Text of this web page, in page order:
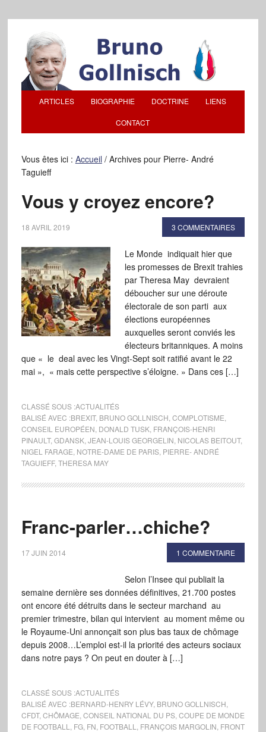
ARTICLES BIOGRAPHIE DOCTRINE LIENS
CONTACT
Vous êtes ici : Accueil /Archives pour Pierre- André
Taguieff
Vous y croyez encore?
18 AVRIL 2019 3 COMMENTAIRES
Le Monde indiquait hier que
les promesses de Brexit trahies
par Theresa May devraient
déboucher sur une déroute
électorale de son parti aux
élections européennes
auxquelles seront conviés les
électeurs britanniques. A moins
que « le deal avec les Vingt-Sept soit ratifié avant le 22
mai », « mais cette perspective s’éloigne. » Dans ces […]
CLASSÉ SOUS :ACTUALITÉS
BALISÉ AVEC :BREXIT, BRUNO GOLLNISCH COMPLOTISME
CONSEIL EUROPÉEN DONALD TUSK, FRANÇOIS-HENRI
PINAULT, GDANSK, JEAN-LOUIS GEORGELIN NICOLAS BEITOUT,
NIGEL FARAGE NOTRE-DAME DE PARIS, PIERRE- ANDRÉ
TAGUIEFF, THERESA MAY
Franc-parler…chiche?
17 JUIN 2014 1 COMMENTAIRE
Selon l’Insee qui publiait la
semaine dernière ses données définitives, 21.700 postes
ont encore été détruits dans le secteur marchand au
premier trimestre, bilan qui intervient au moment même ou
le Royaume-Uni annonçait son plus bas taux de chômage
depuis 2008…L’emploi est-il la priorité des acteurs sociaux
dans notre pays ? On peut en douter à […]
CLASSÉ SOUS :ACTUALITÉS
BALISÉ AVEC :BERNARD-HENRY LÉVY, BRUNO GOLLNISCH
CFDT, CHÔMAGE CONSEIL NATIONAL DU PS, COUPE DE MONDE
DE FOOTBALL
FG, FN FOOTBALL FRANÇOIS MARGOLIN FRONT